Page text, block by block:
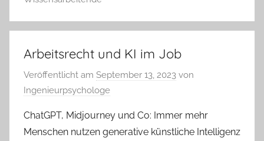
Arbeitsrecht und KI im Job
Veröffentlicht am September 13, 2023 von
Ingenieurpsychologe
ChatGPT, Midjourney und Co: Immer mehr
Menschen nutzen generative künstliche Intelligenz